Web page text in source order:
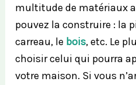
multitude de matériaux
pouvez la construire : la
carreau, le bois, etc. Le
choisir celui qui pourra
votre maison. Si vous